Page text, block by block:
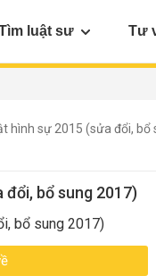
luật sư Tư
hình sự 2015 (sửa đổi, bổ
đổi, bổ sung 2017)
bổ sung 2017)